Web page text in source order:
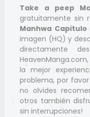
Take a peep
gratuitamente sin
Manhwa Capitulo
imagen (HQ) y
directamente
la mejor
problema, por
no olvides
otros también
sin interrupciones!